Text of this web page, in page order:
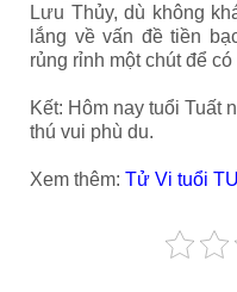
Lưu Thủy, dù không
lắng về vấn đề tiền
rủng rỉnh một chút để
Kết: Hôm nay tuổi Tuất
thú vui phù du.
Xem thêm: Tử Vi tuổi